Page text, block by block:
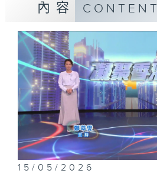
內容 CONTENT
15/05/2026